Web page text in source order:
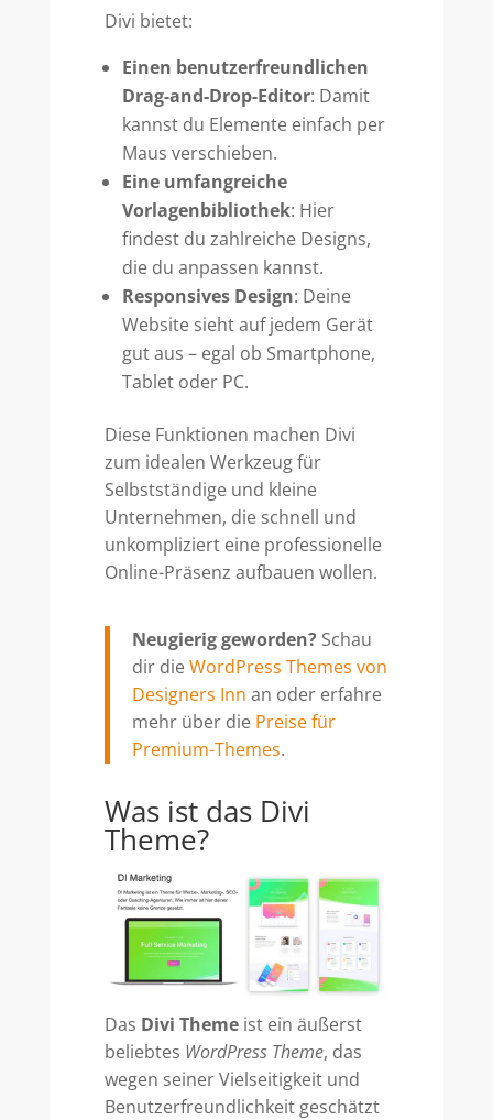
Divi bietet:
Einen benutzerfreundlichen
Drag-and-Drop-Editor: Damit
kannst du Elemente einfach per
Maus verschieben.
Eine umfangreiche
Vorlagenbibliothek: Hier
findest du zahlreiche Designs,
die du anpassen kannst.
Responsives Design: Deine
Website sieht auf jedem Gerät
gut aus – egal ob Smartphone,
Tablet oder PC.
Diese Funktionen machen Divi
zum idealen Werkzeug für
Selbstständige und kleine
Unternehmen, die schnell und
unkompliziert eine professionelle
Online-Präsenz aufbauen wollen.
Neugierig geworden? Schau
dir dieWordPress Themes von
Designers Inn an oder erfahre
mehr über die Preise für
Premium-Themes.
Was ist das Divi
Theme?
Das Divi Themeist ein äußerst
beliebtes WordPress Theme, das
wegen seiner Vielseitigkeit und
Benutzerfreundlichkeit geschätzt